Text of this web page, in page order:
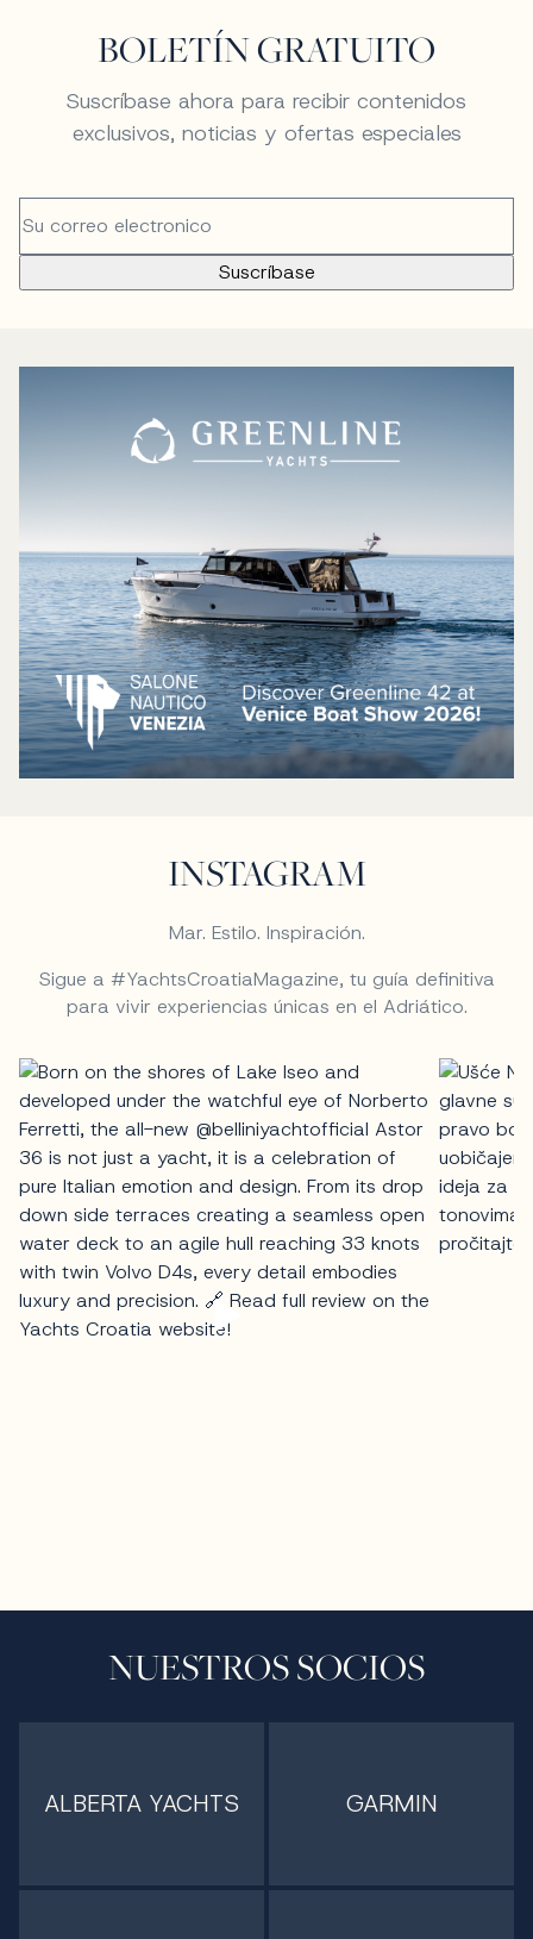
BOLETÍN GRATUITO
Suscríbase ahora para recibir contenidos
exclusivos, noticias y ofertas especiales
INSTAGRAM
Mar. Estilo. Inspiración.
Sigue a #YachtsCroatiaMagazine, tu guía definitiva
para vivir experiencias únicas en el Adriático.
NUESTROS SOCIOS
ALBERTA YACHTS GARMIN